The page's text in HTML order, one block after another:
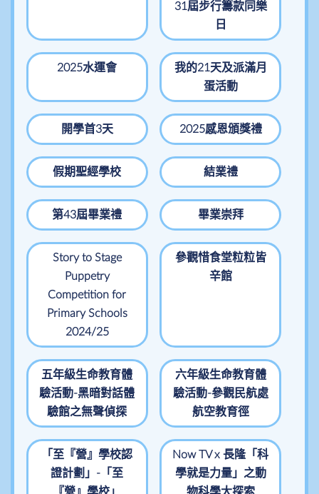
31屆步行籌款同樂
日
2025水運會
我的21天及派滿月
蛋活動
開學首3天 2025感恩頒獎禮
假期聖經學校 結業禮
第43屆畢業禮 畢業崇拜
Story to Stage
Puppetry
Competition for
Primary Schools
2024/25
參觀惜食堂粒粒皆
辛館
五年級生命教育體
驗活動-黑暗對話體
驗館之無聲偵探
六年級生命教育體
驗活動-參觀民航處
航空教育徑
「至『營』學校認
證計劃」-「至
Now TV x 長隆「科
學就是力量」之動